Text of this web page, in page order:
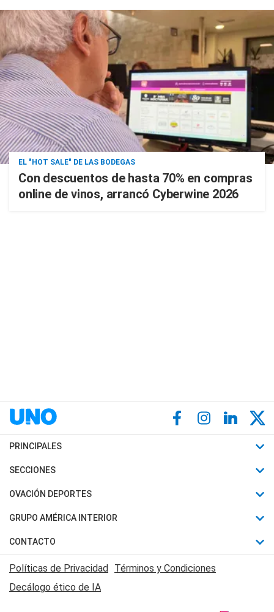
EL "HOT SALE" DE LAS BODEGAS
Con descuentos de hasta 70% en compras
online de vinos, arrancó Cyberwine 2026
PRINCIPALES
Últimas Noticias
Política
Judiciales
Economia
SECCIONES
Horóscopo
Motores
Trucos caseros
Series y Películas
Edictos y Solicitadas
OVACIÓN DEPORTES
Fútbol
Mundial
Automovilismo
Rugby
GRUPO AMÉRICA INTERIOR
Canal 7 en Vivo
CONTACTO
Acerca de Nosotros
Contactanos
Políticas de Privacidad Términos y Condiciones
Decálogo ético de IA